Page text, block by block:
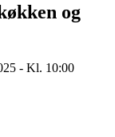
og
- Kl. 10:00